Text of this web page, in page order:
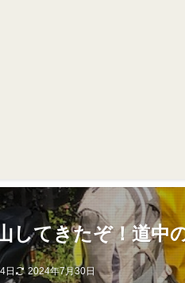
してきたぞ！道中
日 2024年7月30日